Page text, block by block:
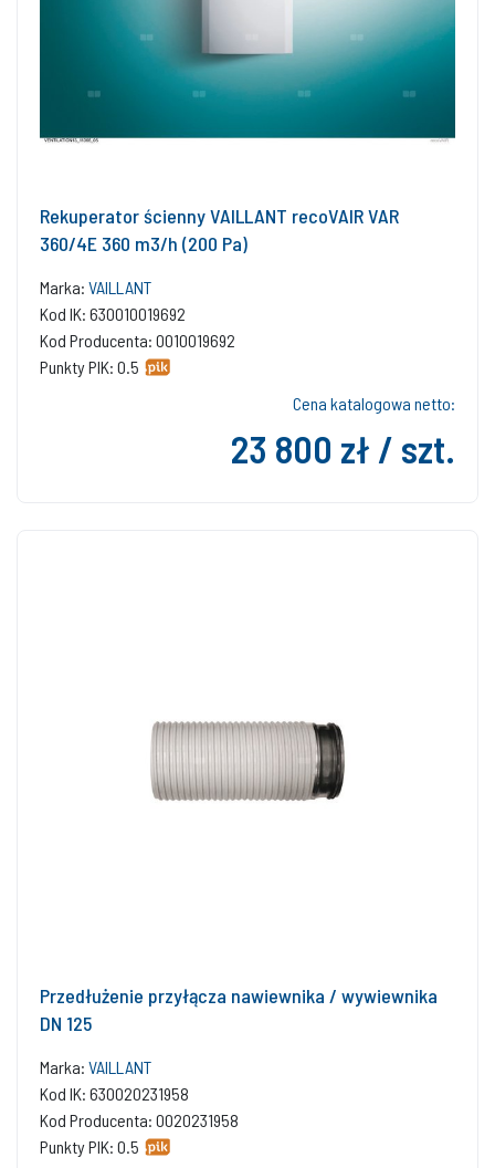
Rekuperator ścienny VAILLANT recoVAIR VAR
360/4E 360 m3/h (200 Pa)
Marka: VAILLANT
Kod IK: 630010019692
Kod Producenta: 0010019692
Punkty PIK: 0.5
Cena katalogowa netto:
23 800 zł / szt.
Przedłużenie przyłącza nawiewnika / wywiewnika
DN 125
Marka: VAILLANT
Kod IK: 630020231958
Kod Producenta: 0020231958
Punkty PIK: 0.5